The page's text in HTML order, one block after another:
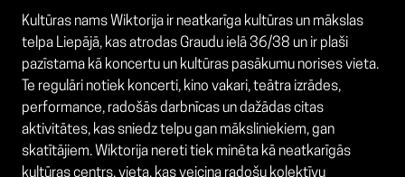
Kultūras nams Wiktorija ir neatkarīga kultūras un mākslas
telpa Liepājā, kas atrodas Graudu ielā 36/38 un ir plaši
pazīstama kā koncertu un kultūras pasākumu norises vieta.
Te regulāri notiek koncerti, kino vakari, teātra izrādes,
performance, radošās darbnīcas un dažādas citas
aktivitātes, kas sniedz telpu gan māksliniekiem, gan
skatītājiem. Wiktorija nereti tiek minēta kā neatkarīgās
kultūras centrs, vieta, kas veicina radošu kolektīvu